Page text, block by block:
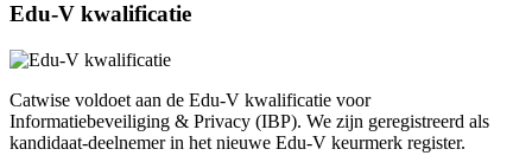
Edu-V kwalificatie
Catwise voldoet aan de Edu-V kwalificatie voor
Informatiebeveiliging & Privacy (IBP). We zijn geregistreerd als
kandidaat-deelnemer in het nieuwe Edu-V keurmerk register.